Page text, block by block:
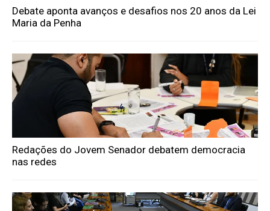
Debate aponta avanços e desafios nos 20 anos da Lei
Maria da Penha
Redações do Jovem Senador debatem democracia
nas redes